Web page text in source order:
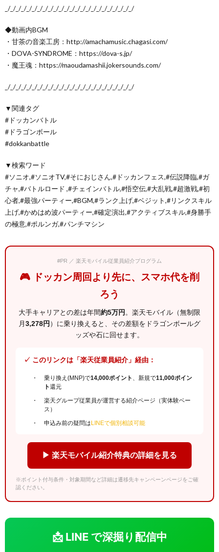
_/_/_/_/_/_/_/_/_/_/_/_/_/_/_/_/_/_/_/_/_/_/_/_/
◆動画内BGM
・甘茶の音楽工房：http://amachamusic.chagasi.com/
・DOVA-SYNDROME：https://dova-s.jp/
・魔王魂：https://maoudamashii.jokersounds.com/
_/_/_/_/_/_/_/_/_/_/_/_/_/_/_/_/_/_/_/_/_/_/_/_/
▼関連タグ
#ドッカンバトル
#ドラゴンボール
#dokkanbattle
▼検索ワード
#ソニオ,#ソニオTV,#そにおじさん,#ドッカンフェス,#伝説降臨,#ガ
チャ,#バトルロード ,#チェインバトル,#悟空伝,#大乱戦,#超激戦,#初
心者,#最強パーティー,#BGM,#ランク上げ,#ベジット,#リンクスキル
上げ,#かめはめ波パーティー,#確定演出,#アクティブスキル,#身勝手
の極意,#ポルンガ,#パンチマシン
#PR ／ 楽天モバイル従業員紹介プログラム
🎮 ドッカン周回より先に、スマホ代を削
ろう
大手キャリアとの差は年間約5万円 。楽天モバイル（無制限
月3,278円 ）に乗り換えると、その差額をドラゴンボールグ
ッズや石に回せます。
✓ このリンクは「楽天従業員紹介」経由：
乗り換え(MNP)で14,000ポイント 、新規で11,000ポイン
ト還元
楽天グループ従業員が運営する紹介ページ（実体験ベー
ス）
申込み前の疑問は LINEで個別相談可能
▶ 楽天モバイル紹介特典の詳細を見る
※ポイント付与条件・対象期間など詳細は遷移先キャンペーンページをご確
認ください。
📩 LINE で深掘り配信中